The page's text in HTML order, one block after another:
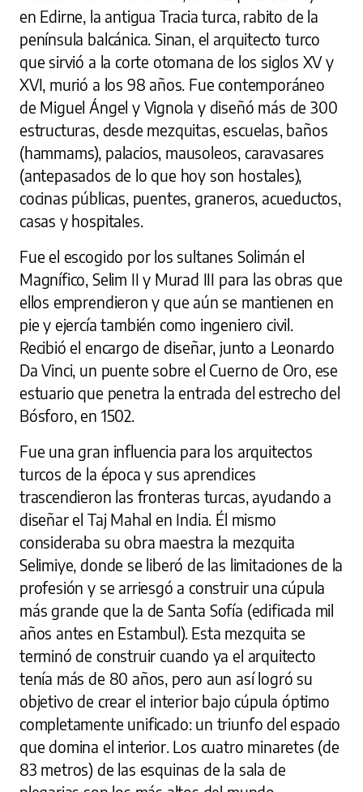
en Edirne, la antigua Tracia turca, rabito de la
península balcánica. Sinan, el arquitecto turco
que sirvió a la corte otomana de los siglos XV y
XVI, murió a los 98 años. Fue contemporáneo
de Miguel Ángel y Vignola y diseñó más de 300
estructuras, desde mezquitas, escuelas, baños
(hammams), palacios, mausoleos, caravasares
(antepasados de lo que hoy son hostales),
cocinas públicas, puentes, graneros, acueductos,
casas y hospitales.
Fue el escogido por los sultanes Solimán el
Magnífico, Selim II y Murad III para las obras que
ellos emprendieron y que aún se mantienen en
pie y ejercía también como ingeniero civil.
Recibió el encargo de diseñar, junto a Leonardo
Da Vinci, un puente sobre el Cuerno de Oro, ese
estuario que penetra la entrada del estrecho del
Bósforo, en 1502.
Fue una gran influencia para los arquitectos
turcos de la época y sus aprendices
trascendieron las fronteras turcas, ayudando a
diseñar el Taj Mahal en India. Él mismo
consideraba su obra maestra la mezquita
Selimiye, donde se liberó de las limitaciones de la
profesión y se arriesgó a construir una cúpula
más grande que la de Santa Sofía (edificada mil
años antes en Estambul). Esta mezquita se
terminó de construir cuando ya el arquitecto
tenía más de 80 años, pero aun así logró su
objetivo de crear el interior bajo cúpula óptimo
completamente unificado: un triunfo del espacio
que domina el interior. Los cuatro minaretes (de
83 metros) de las esquinas de la sala de